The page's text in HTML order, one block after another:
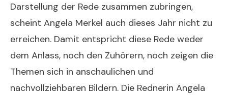
Darstellung der Rede zusammen zubringen,
scheint Angela Merkel auch dieses Jahr nicht zu
erreichen. Damit entspricht diese Rede weder
dem Anlass, noch den Zuhörern, noch zeigen die
Themen sich in anschaulichen und
nachvollziehbaren Bildern. Die Rednerin Angela